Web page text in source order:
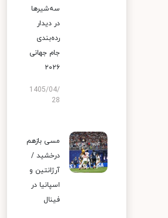
سه‌شیرها
در دیدار
رده‌بندی
جام جهانی
۲۰۲۶
1405/04/
28
مسی بازهم
درخشید /
آرژانتین و
اسپانیا در
فینال